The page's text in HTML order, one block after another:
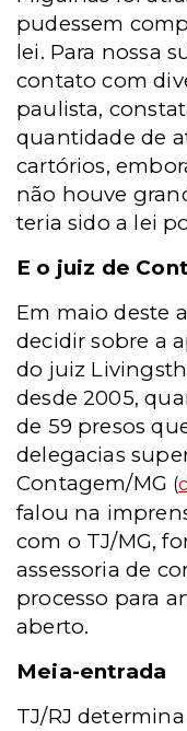
pudessem
lei. Para nossa
contato com
paulista,
quantidade de
cartórios,
não houve
teria sido a lei
E o juiz de
Em maio deste
decidir sobre a
do juiz
desde 2005,
de 59 presos
delegacias
Contagem/MG (
falou na
com o TJ/MG,
assessoria de
processo para
aberto.
Meia-entrada
TJ/RJ